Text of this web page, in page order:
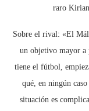
raro
Sobre el rival: «El
un objetivo mayor a
tiene el fútbol,
qué, en ningún
situación es